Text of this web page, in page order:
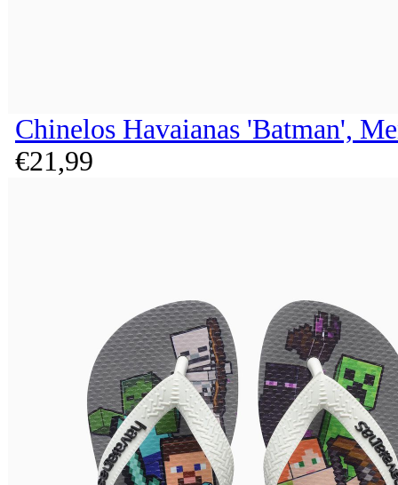
Chinelos Havaianas 'Batman',
€21,99